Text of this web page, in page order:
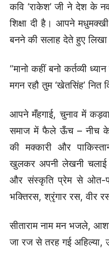
कवि ‘राकेश’ जी ने देश के
शिक्षा दी है। आपने
बनने की सलाह देते हुए लिखा
“मानो कहीं बनो कर्तव्यी
मगन रहौ तुम ‘खेतसिंह’
आपने मँहगाई, चुनाव में
समाज में फैले ऊँच – नीच के
की मक्कारी और
खुलकर अपनी लेखनी
और संस्कृति प्रेम से ओत-
भक्तिरस, श्रृंगार रस, वीर
सीताराम नाम मन भजले,
जा रज से तरह गई